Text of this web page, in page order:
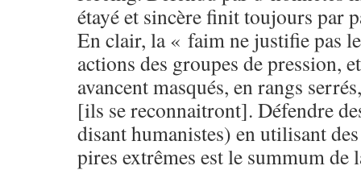
étayé et sincère finit toujours par
En clair, la « faim ne justifie pas
actions des groupes de pression,
avancent masqués, en rangs
[ils se reconnaitront]. Défendre
disant humanistes) en utilisant
pires extrêmes est le summum de